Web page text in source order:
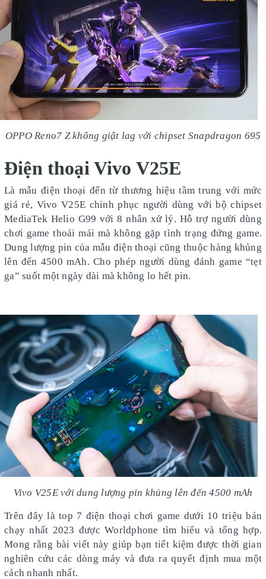
OPPO Reno7 Z không giật lag với chipset Snapdragon 695
Điện thoại Vivo V25E
Là mẫu điện thoại đến từ thương hiệu tầm trung với mức
giá rẻ, Vivo V25E chinh phục người dùng với bộ chipset
MediaTek Helio G99 với 8 nhân xử lý. Hỗ trợ người dùng
chơi game thoải mái mà không gặp tình trạng đứng game.
Dung lượng pin của mẫu điện thoại cũng thuộc hàng khủng
lên đến 4500 mAh. Cho phép người dùng đánh game “tẹt
ga” suốt một ngày dài mà không lo hết pin.
Vivo V25E với dung lượng pin khủng lên đến 4500 mAh
Trên đây là top 7 điện thoại chơi game dưới 10 triệu bán
chạy nhất 2023 được Worldphone tìm hiểu và tổng hợp.
Mong rằng bài viết này giúp bạn tiết kiệm được thời gian
nghiên cứu các dòng máy và đưa ra quyết định mua một
cách nhanh nhất.